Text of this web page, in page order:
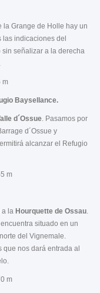
la Grange de Holle hay un
indicaciones del
señalizar a la derecha
m
Baysellance.
d´Ossue. Pasamos por
d´Ossue y
alcanzar el Refugio
m
a la Hourquette de Ossau.
situado en un
del Vignemale.
nos dará entrada al
m